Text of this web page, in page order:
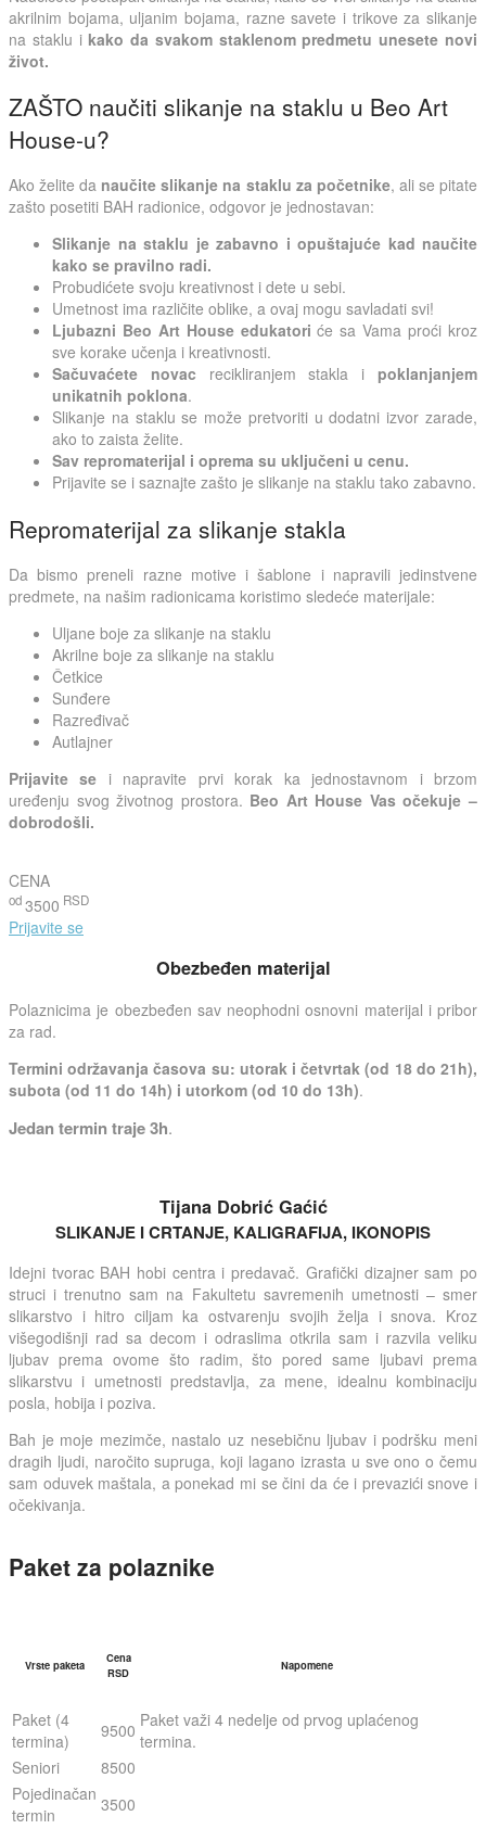
akrilnim bojama, uljanim bojama, razne savete i trikove za slikanje
na staklu ikako da svakom staklenom predmetu unesete novi
život.
ZAŠTO naučiti slikanje na staklu u Beo Art
House-u?
Ako želite da naučite slikanje na staklu za početnike, ali se pitate
zašto posetiti BAH radionice, odgovor je jednostavan:
Slikanje na staklu je zabavno i opuštajuće kad naučite
kako se pravilno radi.
Probudićete svoju kreativnost i dete u sebi.
Umetnost ima različite oblike, a ovaj mogu savladati svi!
Ljubazni Beo Art House edukatori će sa Vama proći kroz
sve korake učenja i kreativnosti.
Sačuvaćete novac recikliranjem stakla i poklanjanjem
unikatnih poklona.
Slikanje na staklu se može pretvoriti u dodatni izvor zarade,
ako to zaista želite.
Sav repromaterijal i oprema su uključeni u cenu.
Prijavite se i saznajte zašto je slikanje na staklu tako zabavno.
Repromaterijal za slikanje stakla
Da bismo preneli razne motive i šablone i napravili jedinstvene
predmete, na našim radionicama koristimo sledeće materijale:
Uljane boje za slikanje na staklu
Akrilne boje za slikanje na staklu
Četkice
Sunđere
Razređivač
Autlajner
Prijavite se i napravite prvi korak ka jednostavnom i brzom
uređenju svog životnog prostora. Beo Art House Vas očekuje –
dobrodošli.
CENA
od3500 RSD
Prijavite se
Obezbeđen materijal
Polaznicima je obezbeđen sav neophodni osnovni materijal i pribor
za rad.
Termini održavanja časova su: utorak i četvrtak (od 18 do 21h),
subota (od 11 do 14h) i utorkom (od 10 do 13h).
Jedan termin traje 3h.
Tijana Dobrić Gaćić
SLIKANJE I CRTANJE, KALIGRAFIJA, IKONOPIS
Idejni tvorac BAH hobi centra i predavač. Grafički dizajner sam po
struci i trenutno sam na Fakultetu savremenih umetnosti – smer
slikarstvo i hitro ciljam ka ostvarenju svojih želja i snova. Kroz
višegodišnji rad sa decom i odraslima otkrila sam i razvila veliku
ljubav prema ovome što radim, što pored same ljubavi prema
slikarstvu i umetnosti predstavlja, za mene, idealnu kombinaciju
posla, hobija i poziva.
Bah je moje mezimče, nastalo uz nesebičnu ljubav i podršku meni
dragih ljudi, naročito supruga, koji lagano izrasta u sve ono o čemu
sam oduvek maštala, a ponekad mi se čini da će i prevazići snove i
očekivanja.
Paket za polaznike
Vrste paketa
Cena
RSD
Napomene
Paket (4
termina)
9500 Paket važi 4 nedelje od prvog uplaćenog
termina.
Seniori
8500
Pojedinačan
termin
3500